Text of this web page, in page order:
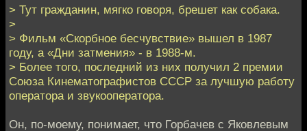
> Тут гражданин, мягко говоря, брешет как собака.
>
> Фильм «Скорбное бесчувствие» вышел в 1987
году, а «Дни затмения» - в 1988-м.
> Более того, последний из них получил 2 премии
Союза Кинематографистов СССР за лучшую работу
оператора и звукооператора.
Он, по-моему, понимает, что Горбачев с Яковлевым